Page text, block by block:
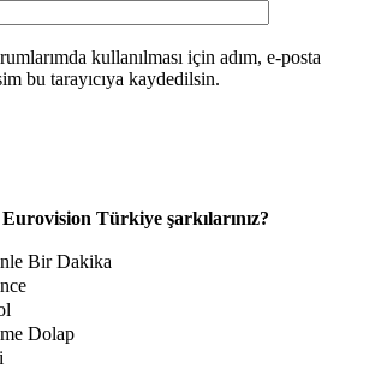
kullanılması için adım, e-posta
bu tarayıcıya kaydedilsin.
Türkiye şarkılarınız?
Bir Dakika
Dolap